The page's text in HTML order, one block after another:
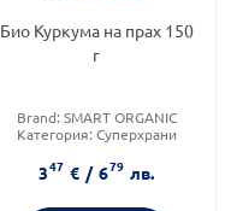
Био Куркума на прах 150
г
Brand: SMART ORGANIC
Категория: Суперхрани
347 € / 679 лв.